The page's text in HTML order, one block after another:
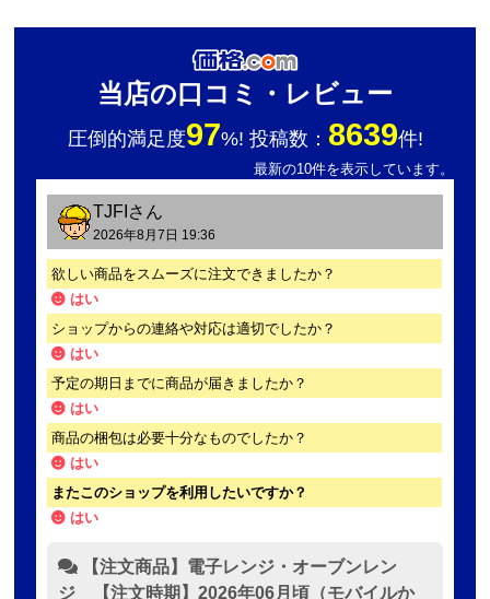
当店の口コミ・レビュー
圧倒的満足度97%! 投稿数： 8639件!
最新の10件を表示しています。
TJFI さん
2026年8月7日 19:36
欲しい商品をスムーズに注文できましたか？
はい
ショップからの連絡や対応は適切でしたか？
はい
予定の期日までに商品が届きましたか？
はい
商品の梱包は必要十分なものでしたか？
はい
またこのショップを利用したいですか？
はい
【注文商品】電子レンジ・オーブンレン
ジ 【注文時期】2026年06月頃（モバイルか